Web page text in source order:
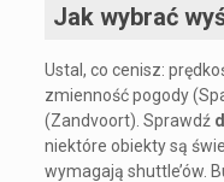
Jak wybrać
Ustal, co cenisz:
zmienność pogody
(Zandvoort). Sprawdź
niektóre obiekty są
wymagają shuttle’ów.